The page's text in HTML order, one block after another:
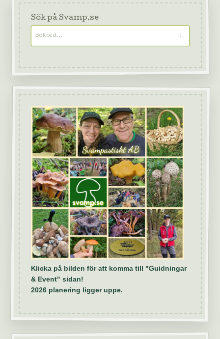
Sök på Svamp.se
Klicka på bilden för att komma till "Guidningar
& Event" sidan!
2026 planering ligger uppe.